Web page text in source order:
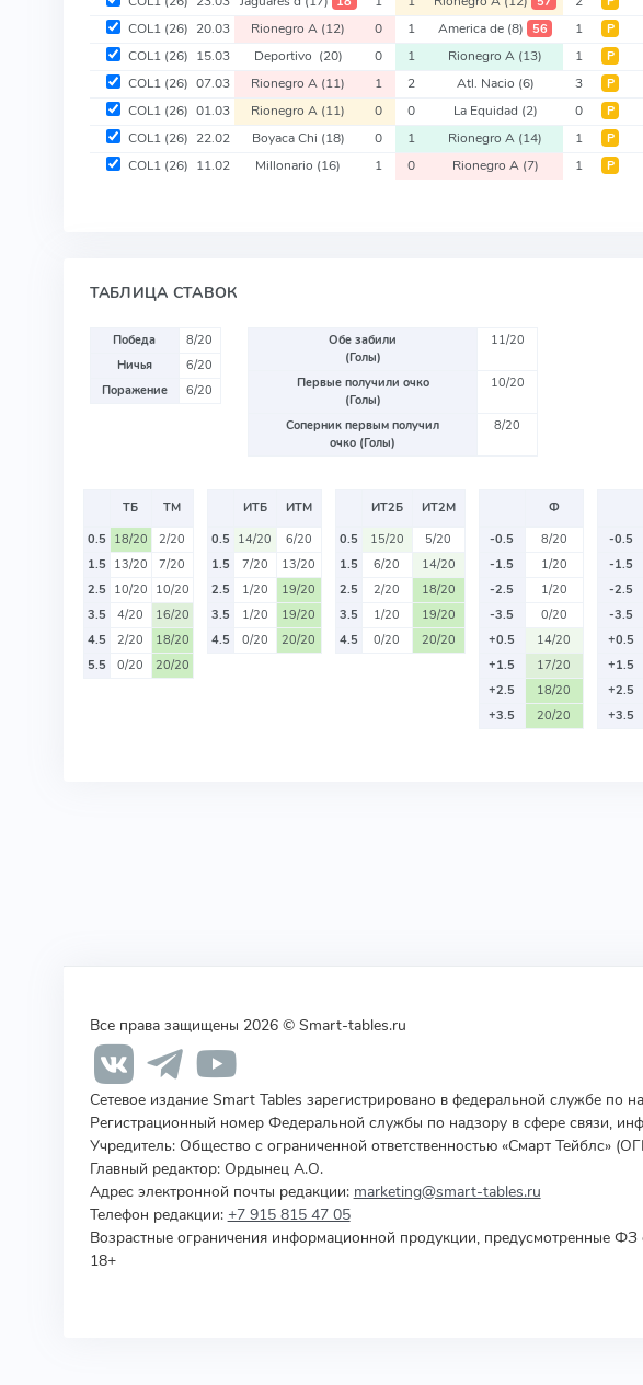
COL1 (26) 20.03 Rionegro A (12) 0 1 America de (8) 56 1 Р
COL1 (26) 15.03 Deportivo (20) 0 1 Rionegro A (13) 1 Р
COL1 (26) 07.03 Rionegro A (11) 1 2 Atl. Nacio (6) 3 Р
COL1 (26) 01.03 Rionegro A (11) 0 0 La Equidad (2) 0 Р
COL1 (26) 22.02 Boyaca Chi (18) 0 1 Rionegro A (14) 1 Р
COL1 (26) 11.02 Millonario (16) 1 0 Rionegro A (7) 1 Р
ТАБЛИЦА СТАВОК
Победа
8/20
Ничья
6/20
Поражение
6/20
Обе забили
(Голы)
11/20
Первые получили очко
(Голы)
10/20
Соперник первым получил
очко (Голы)
8/20
ТБ
ТМ
0.5 18/20
2/20
1.5 13/20
7/20
2.5 10/20 10/20
3.5
4/20
16/20
4.5
2/20
18/20
5.5
0/20 20/20
ИТБ
ИТМ
0.5 14/20
6/20
1.5
7/20
13/20
2.5
1/20
19/20
3.5
1/20
19/20
4.5
0/20 20/20
ИТ2Б
ИТ2М
0.5
15/20
5/20
1.5
6/20
14/20
2.5
2/20
18/20
3.5
1/20
19/20
4.5
0/20 20/20
Ф
-0.5
8/20
-1.5
1/20
-2.5
1/20
-3.5
0/20
+0.5
14/20
+1.5
17/20
+2.5
18/20
+3.5
20/20
-0.5
-1.5
-2.5
-3.5
+0.5
+1.5
+2.5
+3.5
Все права защищены 2026 © Smart-tables.ru
Сетевое издание Smart Tables зарегистрировано в федеральной службе
Регистрационный номер Федеральной службы по надзору в сфере связи,
Учредитель: Общество с ограниченной ответственностью «Смарт Тейблс»
Главный редактор: Ордынец А.О.
Адрес электронной почты редакции: marketing@smart-tables.ru
Телефон редакции: +7 915 815 47 05
Возрастные ограничения информационной продукции, предусмотренные
18+